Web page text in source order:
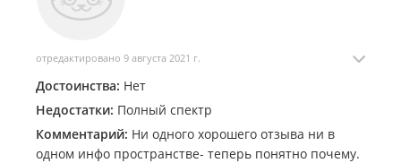
отредактировано 9 августа 2021 г.
Достоинства: Нет
Недостатки: Полный спектр
Комментарий: Ни одного хорошего отзыва ни в
одном инфо пространстве- теперь понятно почему.